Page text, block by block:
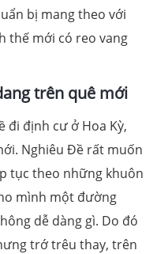
bị mang theo với
thế mới có reo vang
trên quê mới
đi định cư ở Hoa Kỳ,
Nghiêu Đề rất muốn
tục theo những khuôn
mình một đường
dễ dàng gì. Do đó
trớ trêu thay, trên